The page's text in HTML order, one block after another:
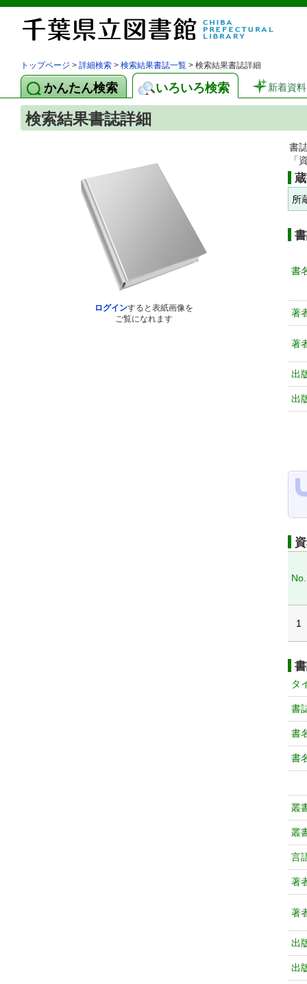
トップページ > 詳細検索 > 検索結果書誌一覧 > 検索結果書誌詳細
かんたん検索 いろいろ検索 新着資料
検索結果書誌詳細
ログインすると表紙画像を
ご覧になれます
書
「
所
書
著
著
出
出
No.
1
タ
書
書
書
叢
叢
言
著
著
出
出